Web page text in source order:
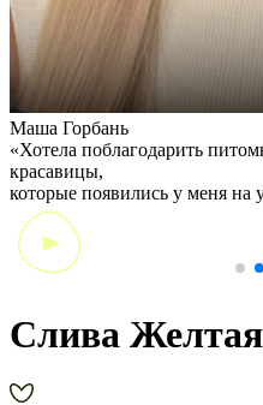
Маша Горбань
«Хотела поблагодарить
красавицы,
которые появились у меня на
Слива